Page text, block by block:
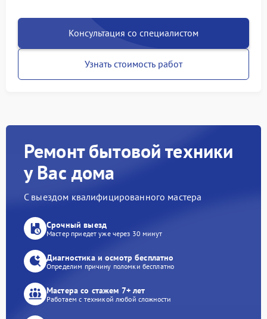
Консультация со специалистом
Узнать стоимость работ
Ремонт бытовой техники
у Вас дома
С выездом квалифицированного мастера
Срочный выезд
Мастер приедет уже через 30 минут
Диагностика и осмотр бесплатно
Определим причину поломки бесплатно
Мастера со стажем 7+ лет
Работаем с техникой любой сложности